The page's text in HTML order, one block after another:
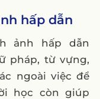
hấp dẫn
ảnh hấp dẫn
pháp, từ vựng,
ngoài việc để
học còn giúp